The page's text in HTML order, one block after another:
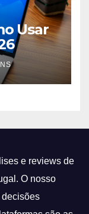
Usar
e reviews de
O nosso